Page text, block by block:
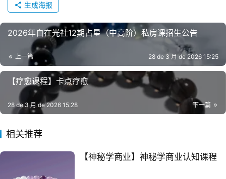
生成海报
2026年自在光社12期占星（中高阶）私房课招生公告
上一篇 28 de 3 月 de 2026 15:25
【疗愈课程】卡点疗愈
下一篇
28 de 3 月 de 2026 15:28
相关推荐
【神秘学商业】神秘学商业认知课程